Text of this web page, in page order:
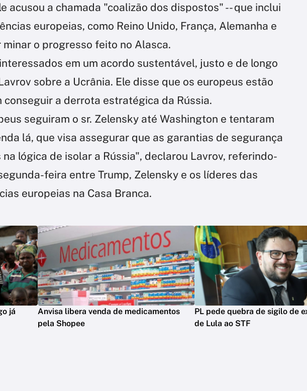
acusou a chamada "coalizão dos dispostos" -- que inclui
europeias, como Reino Unido, França, Alemanha e
minar o progresso feito no Alasca.
em um acordo sustentável, justo e de longo
sobre a Ucrânia. Ele disse que os europeus estão
conseguir a derrota estratégica da Rússia.
seguiram o sr. Zelensky até Washington e tentaram
lá, que visa assegurar que as garantias de segurança
lógica de isolar a Rússia", declarou Lavrov, referindo-
feira entre Trump, Zelensky e os líderes das
europeias na Casa Branca.
já
Anvisa libera venda de medicamentos
pela Shopee
PL pede quebra de sigilo de
de Lula ao STF